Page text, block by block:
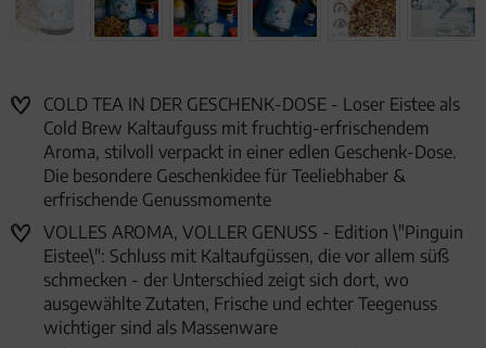
COLD TEA IN DER GESCHENK-DOSE - Loser Eistee als
Cold Brew Kaltaufguss mit fruchtig-erfrischendem
Aroma, stilvoll verpackt in einer edlen Geschenk-Dose.
Die besondere Geschenkidee für Teeliebhaber &
erfrischende Genussmomente
VOLLES AROMA, VOLLER GENUSS - Edition \"Pinguin
Eistee\": Schluss mit Kaltaufgüssen, die vor allem süß
schmecken - der Unterschied zeigt sich dort, wo
ausgewählte Zutaten, Frische und echter Teegenuss
wichtiger sind als Massenware